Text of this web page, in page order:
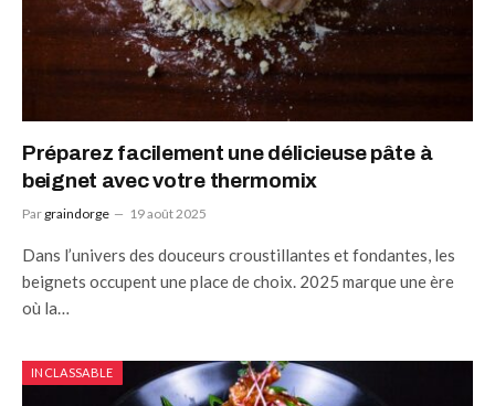
Préparez facilement une délicieuse pâte à
beignet avec votre thermomix
Par graindorge 19 août 2025
Dans l’univers des douceurs croustillantes et fondantes, les
beignets occupent une place de choix. 2025 marque une ère
où la…
INCLASSABLE